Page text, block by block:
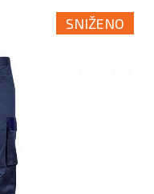
SNIŽENO